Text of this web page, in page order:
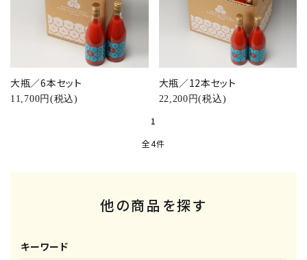
大瓶／6本セット
11,700円(税込)
大瓶／12本セット
22,200円(税込)
1
全4件
他の商品を探す
キーワード